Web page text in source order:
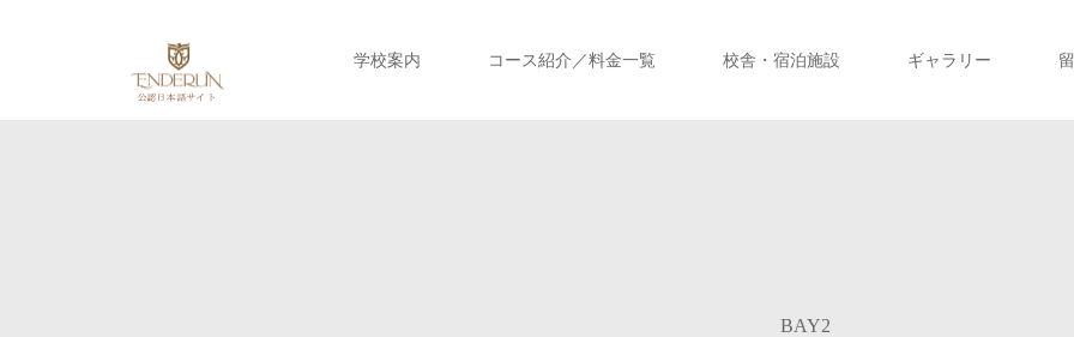
学校案内 コース紹介／料金一覧 校舎・宿泊施設 ギャラリー
BAY2